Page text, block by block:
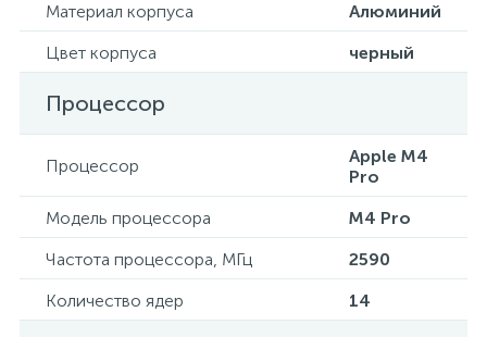
Материал корпуса
Алюминий
Цвет корпуса
черный
Процессор
Процессор
Apple M4
Pro
Модель процессора
M4 Pro
Частота процессора, МГц
2590
Количество ядер
14